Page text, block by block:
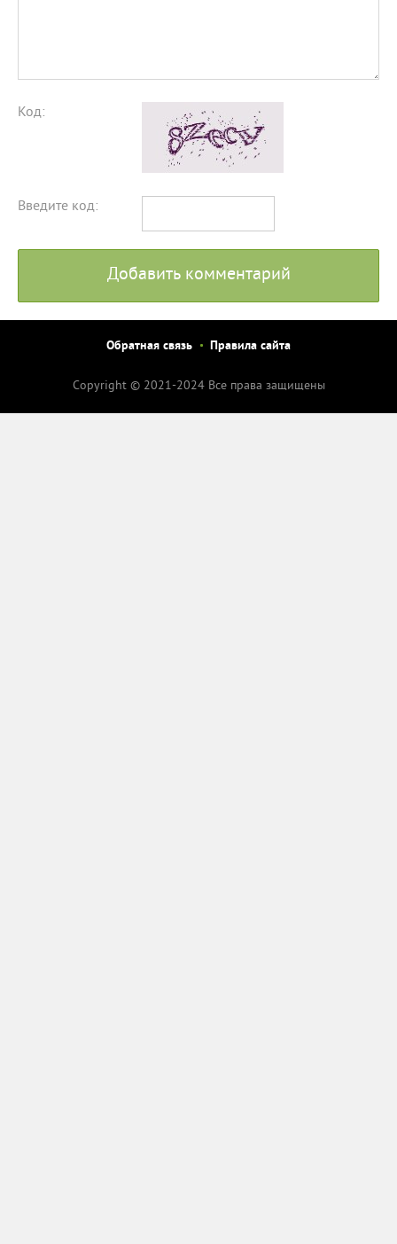
Код:
Введите код:
Добавить комментарий
Обратная связь Правила сайта
Copyright © 2021-2024 Все права защищены